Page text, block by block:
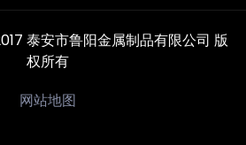
泰安市鲁阳金属制品有限公司 版
权所有
网站地图